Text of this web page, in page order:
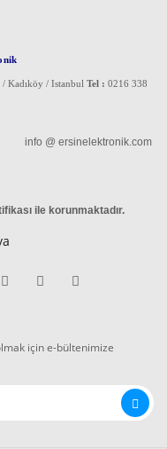
Kadıköy / Istanbul Tel : 0216 338
info @ ersinelektronik.com
ile korunmaktadır.
için e-bültenimize